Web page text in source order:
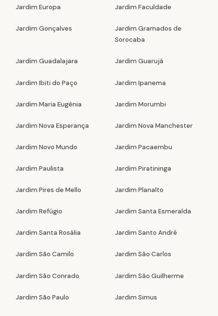
Jardim Europa Jardim Faculdade
Jardim Gonçalves
Jardim Gramados de
Sorocaba
Jardim Guadalajara Jardim Guarujá
Jardim Ibiti do Paço Jardim Ipanema
Jardim Maria Eugênia Jardim Morumbi
Jardim Nova Esperança Jardim Nova Manchester
Jardim Novo Mundo Jardim Pacaembu
Jardim Paulista Jardim Piratininga
Jardim Pires de Mello Jardim Planalto
Jardim Refúgio Jardim Santa Esmeralda
Jardim Santa Rosália Jardim Santo André
Jardim São Camilo Jardim São Carlos
Jardim São Conrado Jardim São Guilherme
Jardim São Paulo Jardim Simus